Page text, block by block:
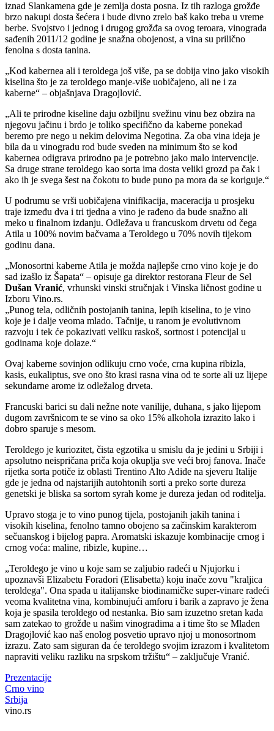
iznad Slankamena gde je zemlja dosta posna. Iz tih razloga grožđe
brzo nakupi dosta šećera i bude divno zrelo baš kako treba u vreme
berbe. Svojstvo i jednog i drugog grožđa sa ovog teroara, vinograda
sađenih 2011/12 godine je snažna obojenost, a vina su prilično
fenolna s dosta tanina.
Kod kabernea ali i teroldega još više, pa se dobija vino jako visokih
kiselina što je za teroldego manje-više uobičajeno, ali ne i za
kaberne
– objašnjava Dragojlović.
Ali te prirodne kiseline daju ozbiljnu svežinu vinu bez obzira na
njegovu jačinu i brdo je toliko specifično da kaberne ponekad
beremo pre nego u nekim delovima Negotina. Za oba vina ideja je
bila da u vinogradu rod bude sveden na minimum što se kod
kabernea odigrava prirodno pa je potrebno jako malo intervencije.
Sa druge strane teroldego kao sorta ima dosta veliki grozd pa čak i
ako ih je svega šest na čokotu to bude puno pa mora da se koriguje.
U podrumu se vrši uobičajena vinifikacija, maceracija u prosjeku
traje između dva i tri tjedna a vino je rađeno da bude snažno ali
meko u finalnom izdanju. Odležava u francuskom drvetu od čega
Atila u 100% novim bačvama a Teroldego u 70% novih tijekom
godinu dana.
Monosortni kaberne Atila je možda najlepše crno vino koje je do
sad izašlo iz Šapata
– opisuje ga direktor restorana Fleur de Sel
Dušan Vranić, vrhunski vinski stručnjak i Vinska ličnost godine u
Izboru Vino.rs.
Punog tela, odličnih postojanih tanina, lepih kiselina, to je vino
koje je i dalje veoma mlado. Tačnije, u ranom je evolutivnom
razvoju i tek će pokazivati veliku raskoš, sortnost i potencijal u
godinama koje dolaze.
Ovaj kaberne sovinjon odlikuju crno voće, crna kupina ribizla,
kasis, eukaliptus, sve ono što krasi rasna vina od te sorte ali uz lijepe
sekundarne arome iz odležalog drveta.
Francuski barici su dali nežne note vanilije, duhana, s jako lijepom
dugom završnicom te se vino sa oko 15% alkohola izrazito lako i
dobro sparuje s mesom.
Teroldego je kuriozitet, čista egzotika u smislu da je jedini u Srbiji i
apsolutno neispričana priča koja okuplja sve veći broj fanova. Inače
rijetka sorta potiče iz oblasti Trentino Alto Adiđe na sjeveru Italije
gde je jedna od najstarijih autohtonih sorti a preko sorte dureza
genetski je bliska sa sortom syrah kome je dureza jedan od roditelja.
Upravo stoga je to vino punog tijela, postojanih jakih tanina i
visokih kiselina, fenolno tamno obojeno sa začinskim karakterom
sečuanskog i bijelog papra. Aromatski iskazuje kombinacije crnog i
crnog voća: maline, ribizle, kupine…
Teroldego je vino u koje sam se zaljubio radeći u Njujorku i
upoznavši Elizabetu Foradori (Elisabetta) koju inače zovu "kraljica
teroldega". Ona spada u italijanske biodinamičke super-vinare radeći
veoma kvalitetna vina, kombinujući amforu i barik a zapravo je žena
koja je spasila teroldego od nestanka. Bio sam izuzetno sretan kada
sam zatekao to grožđe u našim vinogradima a i time što se Mladen
Dragojlović kao naš enolog posvetio upravo njoj u monosortnom
izrazu. Zato sam siguran da će teroldego svojim izrazom i kvalitetom
napraviti veliku razliku na srpskom tržištu
– zaključuje Vranić.
Prezentacije
Crno vino
Srbija
vino.rs